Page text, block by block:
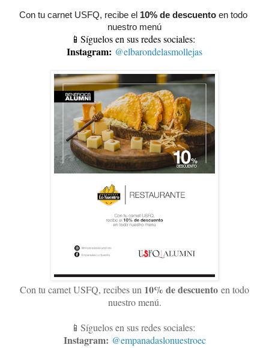
Con tu carnet USFQ, recibe el 10% de descuento en todo
nuestro menú
📱Síguelos en sus redes sociales:
Instagram: @elbarondelasmollejas
Con tu carnet USFQ, recibes un 10% de descuento en todo
nuestro menú.
📱Síguelos en sus redes sociales:
Instagram: @empanadaslonuestroec